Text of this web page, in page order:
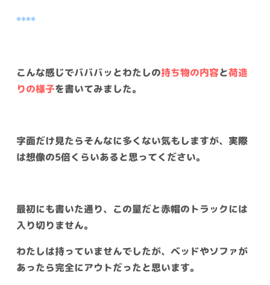
****
こんな感じでバババッとわたしの持ち物の内容と荷造
りの様子を書いてみました。
字面だけ見たらそんなに多くない気もしますが、実際
は想像の5倍くらいあると思ってください。
最初にも書いた通り、この量だと赤帽のトラックには
入り切りません。
わたしは持っていませんでしたが、ベッドやソファが
あったら完全にアウトだったと思います。